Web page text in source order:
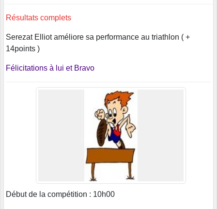
Résultats complets
Serezat Elliot améliore sa performance au triathlon ( +
14points )
Félicitations à lui et Bravo
Début de la compétition : 10h00